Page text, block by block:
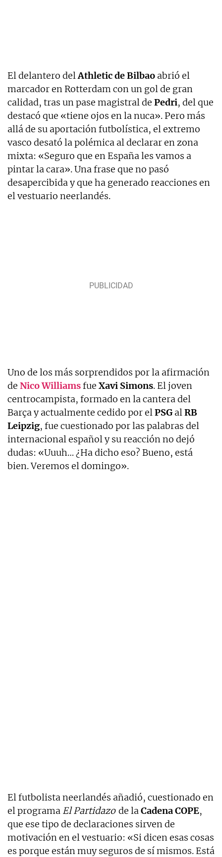
El delantero delAthletic de Bilbao abrió el
marcador en Rotterdam con un gol de gran
calidad, tras un pase magistral de Pedri, del que
destacó que «tiene ojos en la nuca». Pero más
allá de su aportación futbolística, el extremo
vasco desató la polémica al declarar en zona
mixta: «Seguro que en España les vamos a
pintar la cara». Una frase que no pasó
desapercibida y que ha generado reacciones en
el vestuario neerlandés.
Uno de los más sorprendidos por la afirmación
de Nico Williamsfue Xavi Simons. El joven
centrocampista, formado en la cantera del
Barça y actualmente cedido por elPSG alRB
Leipzig, fue cuestionado por las palabras del
internacional español y su reacción no dejó
dudas: «Uuuh… ¿Ha dicho eso? Bueno, está
bien. Veremos el domingo».
El futbolista neerlandés añadió, cuestionado en
el programa El Partidazo de laCadenaCOPE,
que ese tipo de declaraciones sirven de
motivación en el vestuario: «Si dicen esas cosas
es porque están muy seguros de sí mismos. Está